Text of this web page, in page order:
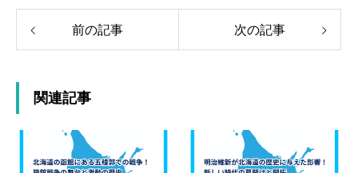
前の記事 次の記事
関連記事